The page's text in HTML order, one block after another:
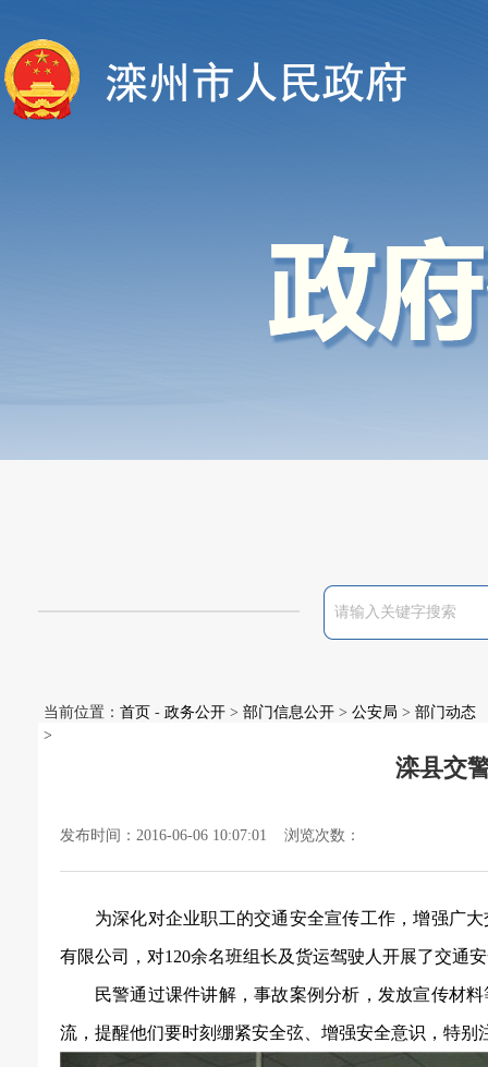
当前位置： 首页 - 政务公开 > 部门信息公开 > 公安局 > 部门动态
>
滦县交
发布时间：2016-06-06 10:07:01 浏览次数：
为深化对企业职工的交通安全宣传工作，增强广
有限公司，对120余名班组长及货运驾驶人开展了交通
民警通过课件讲解，事故案例分析，发放宣传材
流，提醒他们要时刻绷紧安全弦、增强安全意识，特